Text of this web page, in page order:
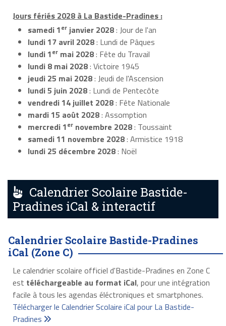
Jours fériés 2028 à La Bastide-Pradines :
samedi 1er janvier 2028: Jour de l'an
lundi 17 avril 2028: Lundi de Pâques
lundi 1er mai 2028: Fête du Travail
lundi 8 mai 2028: Victoire 1945
jeudi 25 mai 2028: Jeudi de l'Ascension
lundi 5 juin 2028: Lundi de Pentecôte
vendredi 14 juillet 2028: Fête Nationale
mardi 15 août 2028: Assomption
mercredi 1er novembre 2028: Toussaint
samedi 11 novembre 2028: Armistice 1918
lundi 25 décembre 2028: Noël
Calendrier Scolaire Bastide-
Pradines iCal & interactif
Calendrier Scolaire Bastide-Pradines
iCal (Zone C)
Le calendrier scolaire officiel d'Bastide-Pradines en Zone C
est téléchargeable au format iCal, pour une intégration
facile à tous les agendas éléctroniques et smartphones.
Télécharger le Calendrier Scolaire iCal pour La Bastide-
Pradines